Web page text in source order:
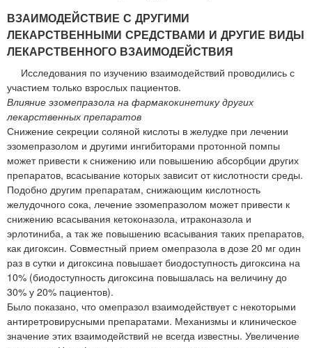
ВЗАИМОДЕЙСТВИЕ С ДРУГИМИ
ЛЕКАРСТВЕННЫМИ СРЕДСТВАМИ И ДРУГИЕ ВИДЫ
ЛЕКАРСТВЕННОГО ВЗАИМОДЕЙСТВИЯ
Исследования по изучению взаимодействий проводились с
участием только взрослых пациентов.
Влияние эзомепразола на фармакокинетику других
лекарственных препаратов
Снижение секреции соляной кислоты в желудке при лечении
эзомепразолом и другими ингибиторами протонной помпы
может привести к снижению или повышению абсорбции других
препаратов, всасывание которых зависит от кислотности среды.
Подобно другим препаратам, снижающим кислотность
желудочного сока, лечение эзомепразолом может привести к
снижению всасывания кетоконазола, итраконазола и
эрлотиниба, а так же повышению всасывания таких препаратов,
как дигоксин. Совместный прием омепразола в дозе 20 мг один
раз в сутки и дигоксина повышает биодоступность дигоксина на
10% (биодоступность дигоксина повышалась на величину до
30% у 20% пациентов).
Было показано, что омепразол взаимодействует с некоторыми
антиретровирусными препаратами. Механизмы и клиническое
значение этих взаимодействий не всегда известны. Увеличение